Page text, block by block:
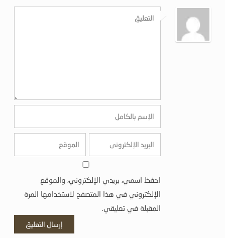
احفظ اسمي، بريدي الإلكتروني، والموقع
الإلكتروني في هذا المتصفح لاستخدامها المرة
المقبلة في تعليقي.